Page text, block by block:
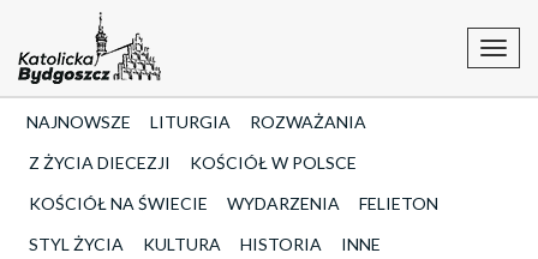
NAJNOWSZE LITURGIA
ROZWAŻANIA
Z ŻYCIA DIECEZJI
KOŚCIÓŁ W POLSCE
KOŚCIÓŁ NA ŚWIECIE
WYDARZENIA
FELIETON
STYL ŻYCIA
KULTURA HISTORIA
INNE